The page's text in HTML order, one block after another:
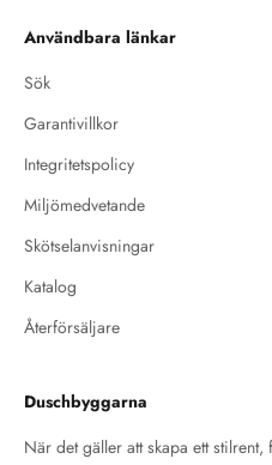
Användbara länkar
Sök
Garantivillkor
Integritetspolicy
Miljömedvetande
Skötselanvisningar
Katalog
Återförsäljare
Duschbyggarna
När det gäller att skapa ett stilrent,